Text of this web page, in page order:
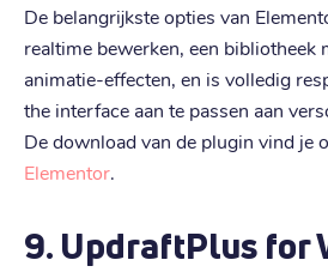
De belangrijkste opties van
realtime bewerken, een bibliotheek
animatie-effecten, en is volledig
the interface aan te passen aan
De download van de plugin vind je
Elementor.
9. UpdraftPlus for